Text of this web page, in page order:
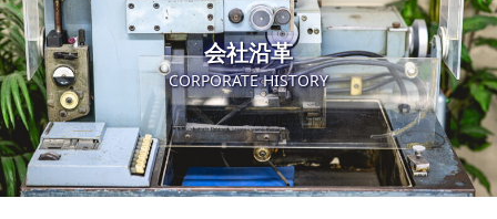
会社沿革
CORPORATE HISTORY